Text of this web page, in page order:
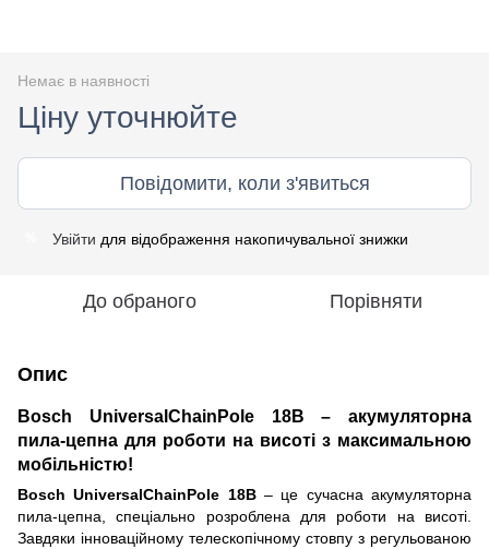
Немає в наявності
Ціну уточнюйте
Повідомити, коли з'явиться
Увійти для відображення накопичувальної знижки
До обраного Порівняти
Опис
Bosch UniversalChainPole 18В – акумуляторна
пила-цепна для роботи на висоті з максимальною
мобільністю!
Bosch UniversalChainPole 18В– це сучасна акумуляторна
пила-цепна, спеціально розроблена для роботи на висоті.
Завдяки інноваційному телескопічному стовпу з регульованою